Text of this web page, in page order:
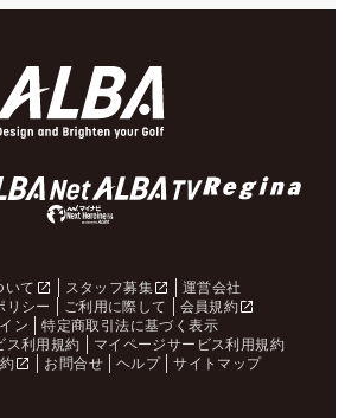
いて スタッフ募集
運営会社
リシー
ご利用に際して
会員規約
ン
特定商取引法に基づく表示
ス利用規約
マイページサービス利用規約
お問合せ ヘルプ サイトマップ